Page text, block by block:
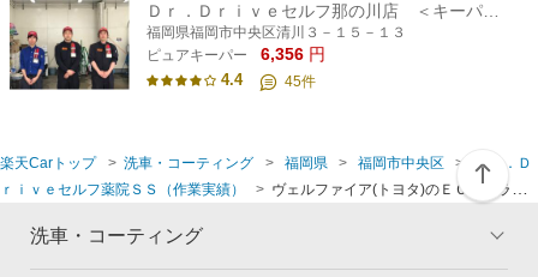
Ｄｒ．Ｄｒｉｖｅセルフ那の川店 ＜キーパープロショップ＞
福岡県福岡市中央区清川３－１５－１３
ピュアキーパー
6,356 円
4.4 45件
楽天Carトップ 洗車・コーティング 福岡県 福岡市中央区
Ｄｒ．Ｄ
ｒｉｖｅセルフ薬院ＳＳ（作業実績）
ヴェルファイア(トヨタ)のＥＣＯプラス
洗車・コーティング